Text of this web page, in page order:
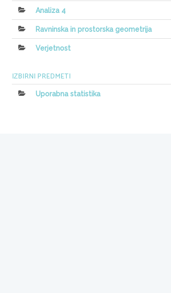
Analiza 4
Ravninska in prostorska geometrija
Verjetnost
IZBIRNI PREDMETI
Uporabna statistika